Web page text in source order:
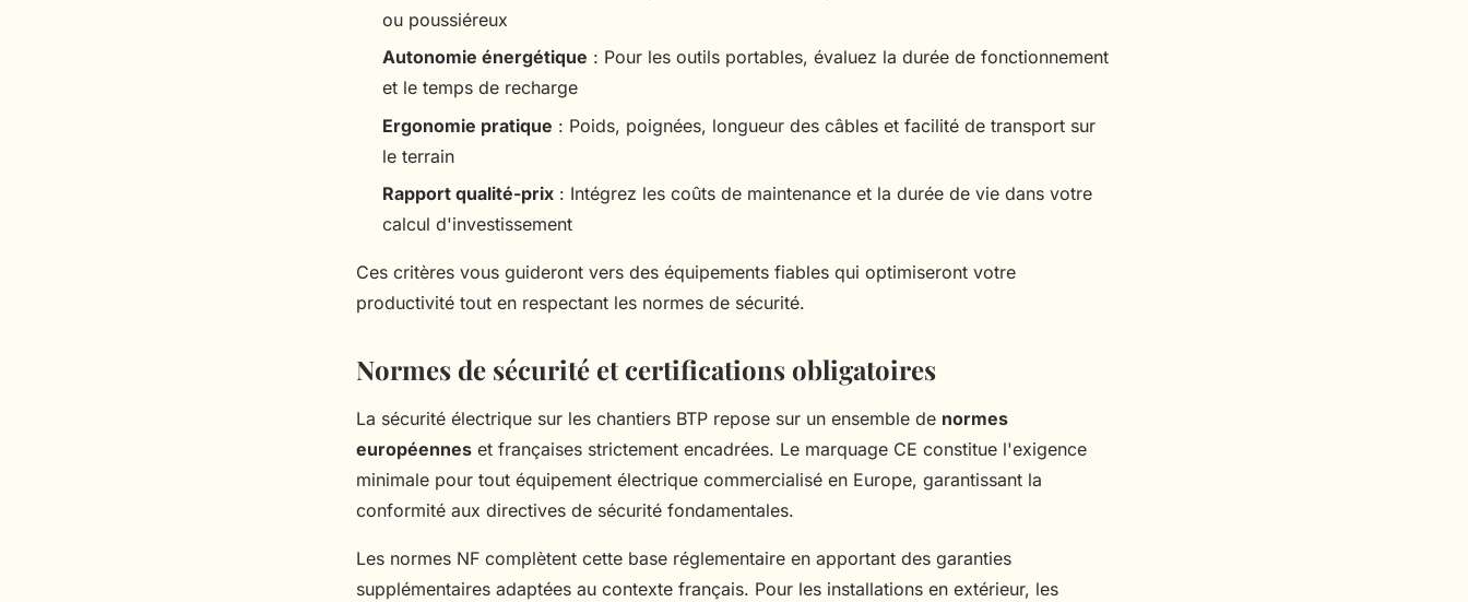
ou poussiéreux
Autonomie énergétique : Pour les outils portables, évaluez la durée de fonctionnement
et le temps de recharge
Ergonomie pratique : Poids, poignées, longueur des câbles et facilité de transport sur
le terrain
Rapport qualité-prix : Intégrez les coûts de maintenance et la durée de vie dans votre
calcul d'investissement
Ces critères vous guideront vers des équipements fiables qui optimiseront votre
productivité tout en respectant les normes de sécurité.
Normes de sécurité et certifications obligatoires
La sécurité électrique sur les chantiers BTP repose sur un ensemble de normes
européennes et françaises strictement encadrées. Le marquage CE constitue l'exigence
minimale pour tout équipement électrique commercialisé en Europe, garantissant la
conformité aux directives de sécurité fondamentales.
Les normes NF complètent cette base réglementaire en apportant des garanties
supplémentaires adaptées au contexte français. Pour les installations en extérieur, les